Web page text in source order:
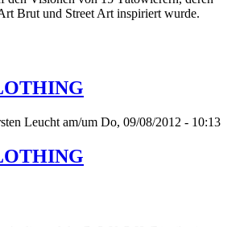
Brut und Street Art inspiriert wurde.
Leucht am/um Do, 09/08/2012 - 10:13